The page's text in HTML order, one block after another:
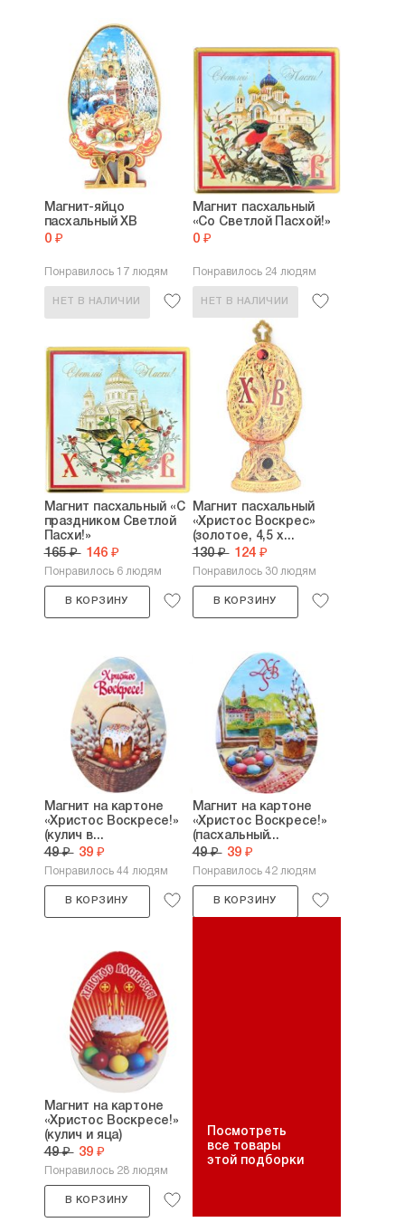
Магнит-яйцо
пасхальный ХВ
0 ₽
Понравилось 17 людям
НЕТ В НАЛИЧИИ
Магнит пасхальный
«Со Светлой Пасхой!»
0 ₽
Понравилось 24 людям
НЕТ В НАЛИЧИИ
Магнит пасхальный «С
праздником Светлой
Пасхи!»
165 ₽ 146 ₽
Понравилось 6 людям
В КОРЗИНУ
Магнит пасхальный
«Христос Воскрес»
(золотое, 4,5 х...
130 ₽ 124 ₽
Понравилось 30 людям
В КОРЗИНУ
Магнит на картоне
«Христос Воскресе!»
(кулич в...
49 ₽ 39 ₽
Понравилось 44 людям
В КОРЗИНУ
Магнит на картоне
«Христос Воскресе!»
(пасхальный...
49 ₽ 39 ₽
Понравилось 42 людям
В КОРЗИНУ
Магнит на картоне
«Христос Воскресе!»
(кулич и яца)
49 ₽ 39 ₽
Понравилось 28 людям
В КОРЗИНУ
Посмотреть
все товары
этой подборки